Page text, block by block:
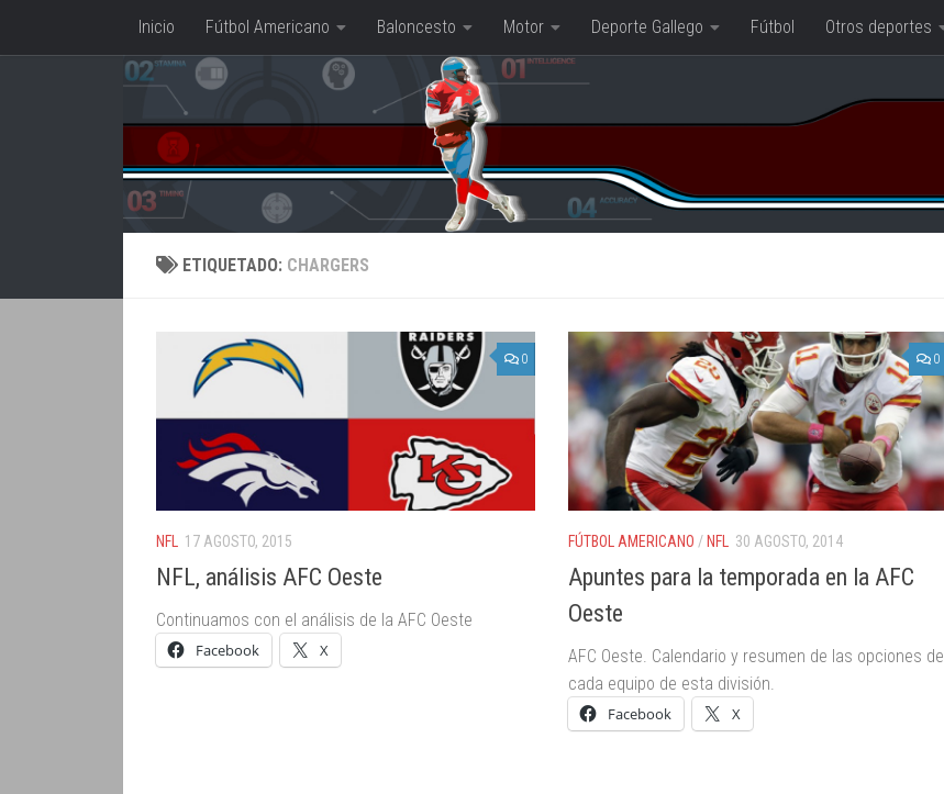
Saltar al contenido
Inicio Fútbol Americano Baloncesto Motor Deporte Gallego Fútbol Otros deportes
ETIQUETADO: CHARGERS
0
NFL 17 AGOSTO, 2015
NFL, análisis AFC Oeste
Continuamos con el análisis de la AFC Oeste
Facebook X
0
FÚTBOL AMERICANO / NFL 30 AGOSTO, 2014
Apuntes para la temporada en la AFC
Oeste
AFC Oeste. Calendario y resumen de las opciones de
cada equipo de esta división.
Facebook X